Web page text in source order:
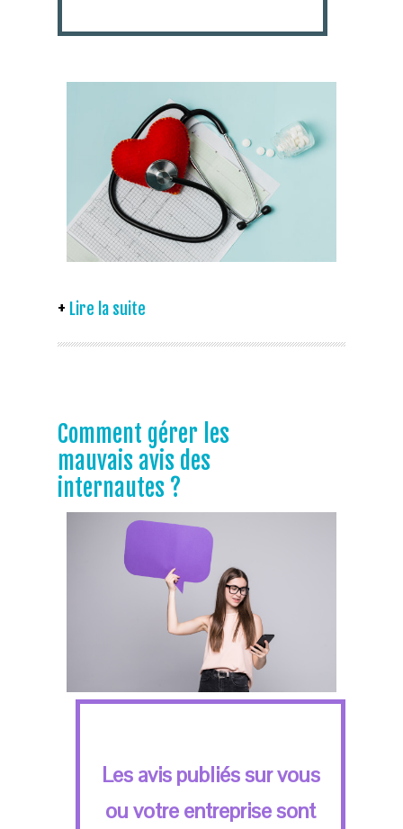
Lire la suite
Comment gérer les
mauvais avis des
internautes ?
Les avis publiés sur vous
ou votre entreprise sont